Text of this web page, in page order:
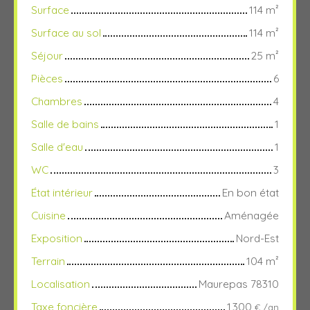
Surface 114 m²
Surface au sol
114 m²
Séjour
25 m²
Pièces
6
Chambres
4
Salle de bains
1
Salle d'eau
1
WC
3
État intérieur
En bon état
Cuisine
Aménagée
Exposition
Nord-Est
Terrain
104 m²
Localisation
Maurepas 78310
Taxe foncière
1 300 € /an